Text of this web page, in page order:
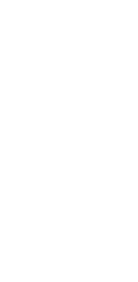
ネックルーズニットプルオー